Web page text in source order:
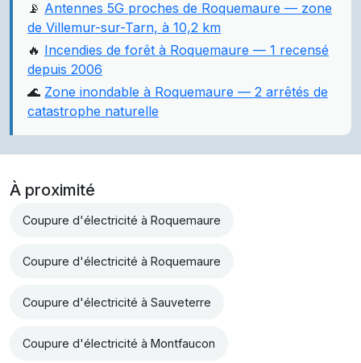
📡 Antennes 5G proches de Roquemaure — zone
de Villemur-sur-Tarn, à 10,2 km
🔥 Incendies de forêt à Roquemaure — 1 recensé
depuis 2006
🌊 Zone inondable à Roquemaure — 2 arrêtés de
catastrophe naturelle
À proximité
Coupure d'électricité à Roquemaure
Coupure d'électricité à Roquemaure
Coupure d'électricité à Sauveterre
Coupure d'électricité à Montfaucon